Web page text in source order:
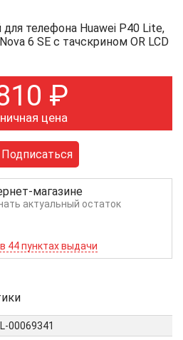
телефона Huawei P40 Lite,
6 SE с тачскрином OR LCD
₽
цена
Подписаться
магазине
актуальный остаток
44 пунктах выдачи
00069341